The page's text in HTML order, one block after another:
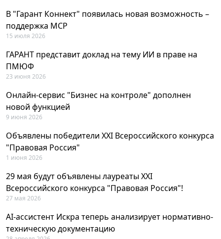
В "Гарант Коннект" появилась новая возможность –
поддержка MCP
15 июля 2026
ГАРАНТ представит доклад на тему ИИ в праве на
ПМЮФ
23 июня 2026
Онлайн-сервис "Бизнес на контроле" дополнен
новой функцией
9 июня 2026
Объявлены победители XXI Всероссийского конкурса
"Правовая Россия"
1 июня 2026
29 мая будут объявлены лауреаты XXI
Всероссийского конкурса "Правовая Россия"!
27 мая 2026
AI-ассистент Искра теперь анализирует нормативно-
техническую документацию